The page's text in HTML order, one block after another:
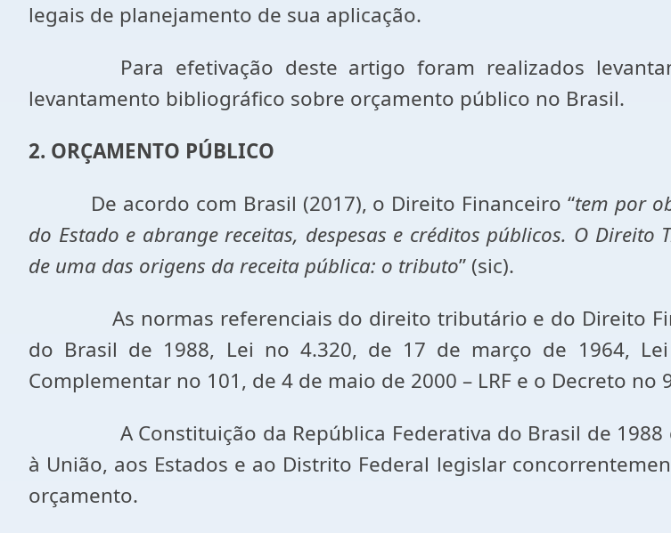
legais de planejamento de sua aplicação.
Para efetivação deste artigo foram realizados
levantamento bibliográfico sobre orçamento público no Brasil.
2. ORÇAMENTO PÚBLICO
De acordo com Brasil (2017), o Direito Financeiro “tem por
do Estado e abrange receitas, despesas e créditos públicos. O
de uma das origens da receita pública: o tributo” (sic).
As normas referenciais do direito tributário e do Direito
do Brasil de 1988, Lei no 4.320, de 17 de março de 1964,
Complementar no 101, de 4 de maio de 2000 – LRF e o Decreto no
A Constituição da República Federativa do Brasil de 1988
à União, aos Estados e ao Distrito Federal legislar
orçamento.